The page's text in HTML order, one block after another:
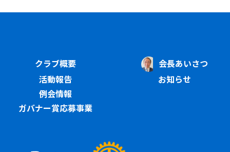
クラブ概要
会長あいさつ
活動報告
お知らせ
例会情報
ガバナー賞応募事業